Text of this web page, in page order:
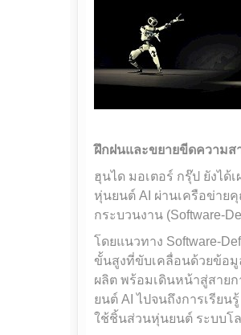
ฝึกฝนและขยายขีดความ
ฮุนได มอเตอร์ กรุ๊ป ยังได้
หุ่นยนต์ AI ผ่านเครือข่าย
กระบวนงาน (Software-
โดยแนวทาง Software-
ขั้นสูงที่ขับเคลื่อนด้วยข้อ
ผลิต พร้อมเดินหน้าสู่สาย
ยนต์ AI ไปจนถึงการเรีย
ใช้ชิ้นส่วนหุ่นยนต์ ระบบโ